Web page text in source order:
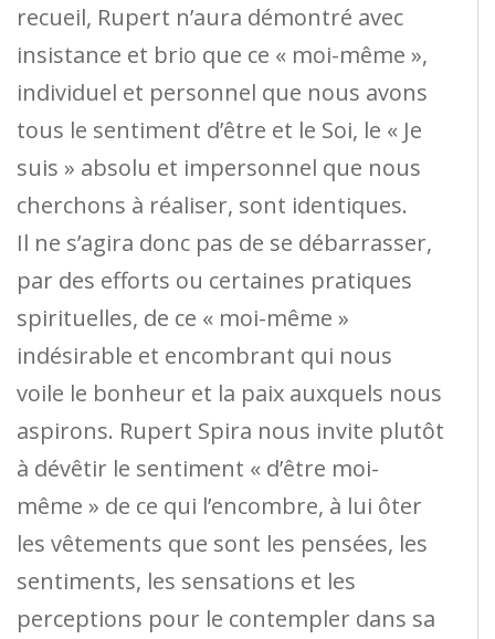
recueil, Rupert n’aura démontré avec
insistance et brio que ce « moi-même »,
individuel et personnel que nous avons
tous le sentiment d’être et le Soi, le « Je
suis » absolu et impersonnel que nous
cherchons à réaliser, sont identiques.
Il ne s’agira donc pas de se débarrasser,
par des efforts ou certaines pratiques
spirituelles, de ce « moi-même »
indésirable et encombrant qui nous
voile le bonheur et la paix auxquels nous
aspirons. Rupert Spira nous invite plutôt
à dévêtir le sentiment « d’être moi-
même » de ce qui l’encombre, à lui ôter
les vêtements que sont les pensées, les
sentiments, les sensations et les
perceptions pour le contempler dans sa